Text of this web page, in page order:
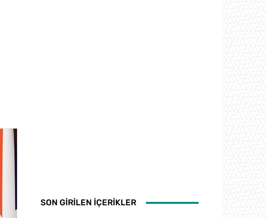
SON GİRİLEN İÇERİKLER